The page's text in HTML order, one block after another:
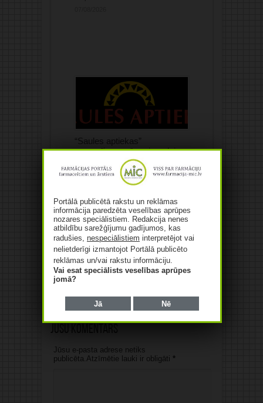
“Saules aptiekas”
apgrozījums pērn pieaudzis
07/08/2026
Mediķu un līdzcilvēku
atbalsts ir vienlīdz svarīgi
tuberkulozes ārstēšanā
Jūsu e-pasta adrese netiks
publicēta.Atzīmētie lauki ir obligāti *
Portālā publicētā rakstu un reklāmas
informācija paredzēta veselības aprūpes
nozares speciālistiem. Redakcija nenes
atbildību sarežģījumu gadījumos, kas
radušies, nespeciālistiem interpretējot vai
nelietderīgi izmantojot Portālā publicēto
reklāmas un/vai rakstu informāciju.
Vai esat speciālists veselības aprūpes
jomā?
Jā Nē